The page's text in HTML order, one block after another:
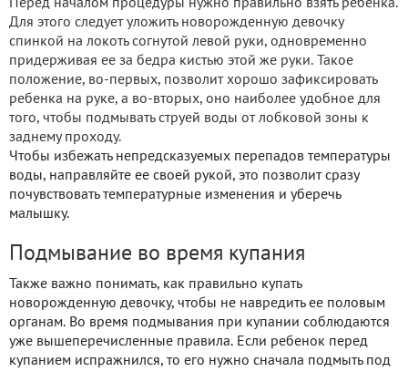
Перед началом процедуры нужно правильно взять ребенка.
Для этого следует уложить новорожденную девочку
спинкой на локоть согнутой левой руки, одновременно
придерживая ее за бедра кистью этой же руки. Такое
положение, во-первых, позволит хорошо зафиксировать
ребенка на руке, а во-вторых, оно наиболее удобное для
того, чтобы подмывать струей воды от лобковой зоны к
заднему проходу.
Чтобы избежать непредсказуемых перепадов температуры
воды, направляйте ее своей рукой, это позволит сразу
почувствовать температурные изменения и уберечь
малышку.
Подмывание во время купания
Также важно понимать, как правильно купать
новорожденную девочку, чтобы не навредить ее половым
органам. Во время подмывания при купании соблюдаются
уже вышеперечисленные правила. Если ребенок перед
купанием испражнился, то его нужно сначала подмыть под